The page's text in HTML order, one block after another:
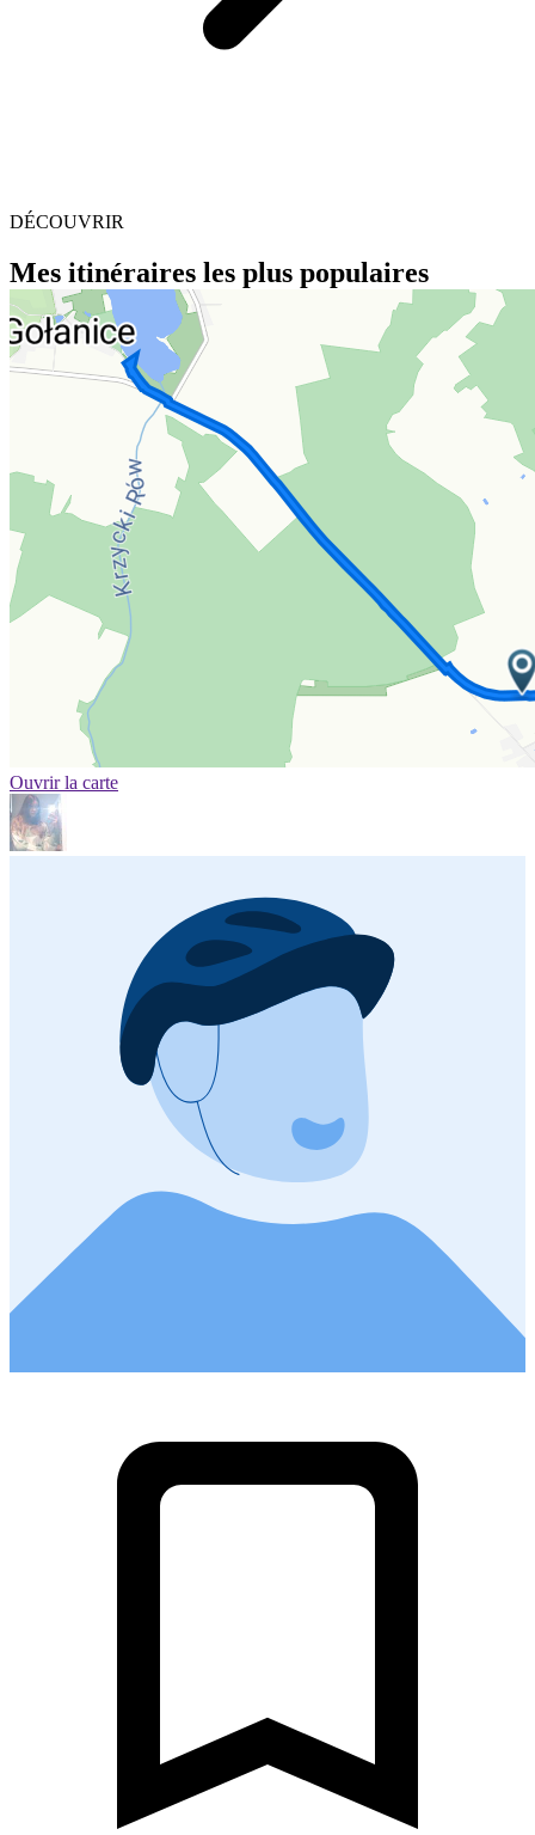
DÉCOUVRIR
Mes itinéraires les plus populaires
Ouvrir la carte